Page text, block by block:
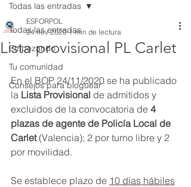
Todas las entradas
Empezando
Tu comunidad
Consejos para bloguear
Todas las entradas
Lista provisional PL Carlet
ESFORPOL
24 nov 2020 1 min de lectura
En el BOP 24/11/2020 se ha publicado
la Lista Provisional de admitidos y
excluidos de la convocatoria de 4
plazas de agente de Policía Local de
Carlet (Valencia); 2 por turno libre y 2
por movilidad.
Se establece plazo de 10 días hábiles